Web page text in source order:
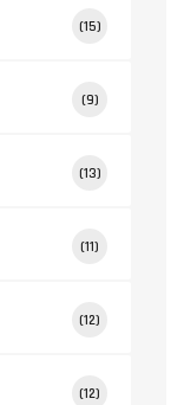
(15)
(9)
(13)
(11)
(12)
(12)